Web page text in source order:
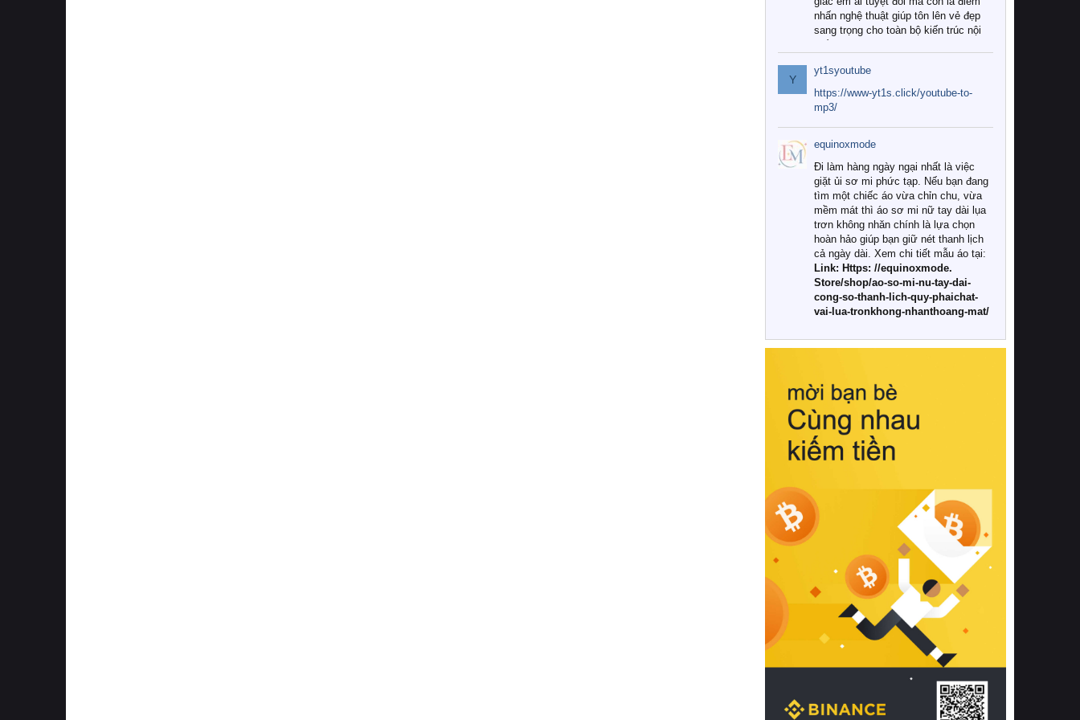
nhấn nghệ thuật giúp tôn lên vẻ đẹp
sang trọng cho toàn bộ kiến trúc nội
Tuy nhiên, giữa thị trường đa dạng
với vô vàn thương hiệu và mẫu mã
như hiện nay, làm thế nào để chọn
được những bộ chăn ga gối đệm cao
cấp thực sự chất lượng, phù hợp với
khí hậu và nhu cầu sử dụng của gia
đình? Hãy cùng chúng tôi đi tìm lời
giải đáp chi tiết qua bài viết dưới đây.
1. Tại sao các gia đình hiện đại lại ưa
chuộng chăn ga gối đệm cao cấp?
Khác với các dòng sản phẩm thông
thường, những bộ chăn ga gối đệm
cao cấp trải qua quy trình sản xuất
nghiêm ngặt từ khâu chọn lọc nguyên
liệu tự nhiên đến công nghệ dệt
nhuộm hiện đại không chứa hóa chất
này, bạn sẽ cảm nhận rõ rệt sự khác
hồi chuẩn xác của phần đệm nâng đỡ
cột sống.
Bên cạnh đó, việc lựa chọn các dòng
sản phẩm đạt chuẩn chất lượng quốc
tế còn giúp ngăn ngừa tình trạng kích
khuẩn và nấm mốc trong điều kiện
thời tiết nóng ẩm. Bạn có thể tìm hiểu
thêm các nghiên cứu khoa học về tác
động của giấc ngủ và môi trường
phòng ngủ đối với sức khỏe con
người tại Sleep Foundation (External
Link) để có cái nhìn toàn diện hơn.
2. Các tiêu chí vàng khi lựa chọn
chăn ga gối đệm cao cấp cho phòng
ngủ
Để sở hữu một bộ chăn ga gối đệm
cao cấp hoàn hảo cả về thẩm mỹ lẫn
công năng, người tiêu dùng cần cân
nhắc kỹ lưỡng các tiêu chí quan trọng
Y
yt1syoutube
https://www-yt1s.click/youtube-to-
mp3/
equinoxmode
Đi làm hàng ngày ngại nhất là việc
giặt ủi sơ mi phức tạp. Nếu bạn đang
tìm một chiếc áo vừa chỉn chu, vừa
mềm mát thì áo sơ mi nữ tay dài lụa
trơn không nhăn chính là lựa chọn
hoàn hảo giúp bạn giữ nét thanh lịch
cả ngày dài. Xem chi tiết mẫu áo tại:
Link: Https: //equinoxmode.
Store/shop/ao-so-mi-nu-tay-dai-
cong-so-thanh-lich-quy-phaichat-
vai-lua-tronkhong-nhanthoang-mat/